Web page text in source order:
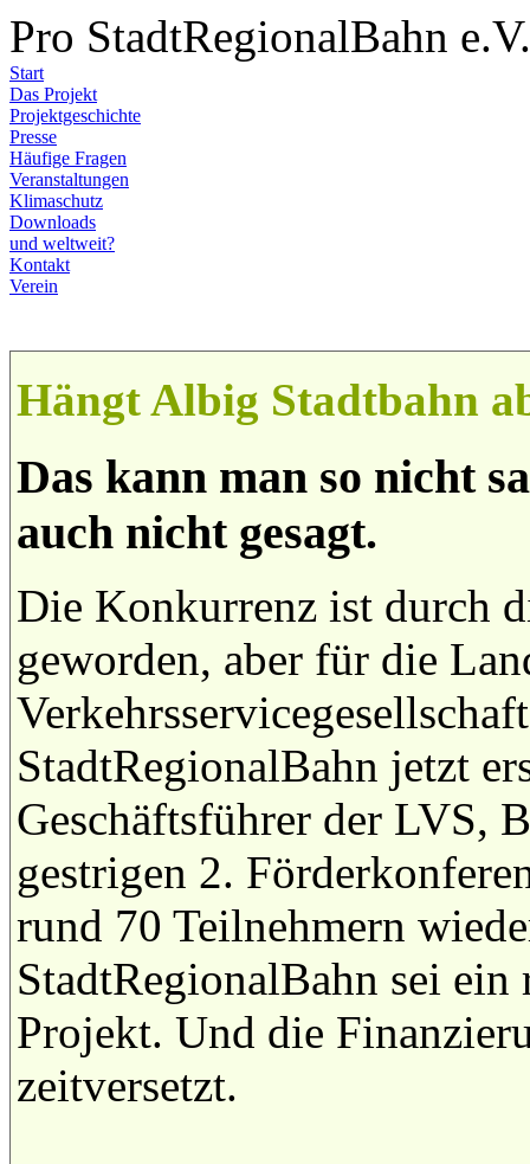
Pro StadtRegionalBahn e.V.
Start
Das Projekt
Projektgeschichte
Presse
Häufige Fragen
Veranstaltungen
Klimaschutz
Downloads
und weltweit?
Kontakt
Verein
Hängt Albig Stadtbahn
Das kann man so nicht
auch nicht gesagt.
Die Konkurrenz ist durch
geworden, aber für die
StadtRegionalBahn jetzt
Geschäftsführer der LVS,
gestrigen 2.
rund 70 Teilnehmern
StadtRegionalBahn sei
Projekt. Und die
zeitversetzt.